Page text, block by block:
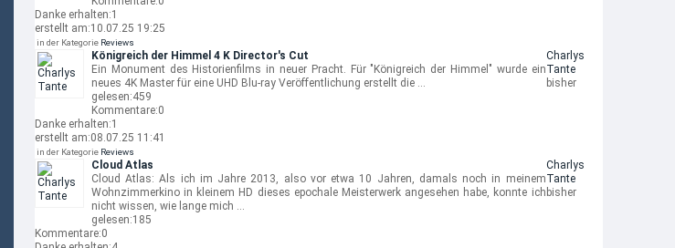
Danke erhalten:1
erstellt am:10.07.25 19:25
in der Kategorie Reviews
Königreich der Himmel 4 K Director's Cut
Ein Monument des Historienfilms in neuer Pracht. Für "Königreich der Himmel" wurde ein
neues 4K Master für eine UHD Blu-ray Veröffentlichung erstellt die …
Charlys
Tante
bisher
gelesen:459
Kommentare:0
Danke erhalten:1
erstellt am:08.07.25 11:41
in der Kategorie Reviews
Cloud Atlas
Cloud Atlas: Als ich im Jahre 2013, also vor etwa 10 Jahren, damals noch in meinem
Wohnzimmerkino in kleinem HD dieses epochale Meisterwerk angesehen habe, konnte ich
nicht wissen, wie lange mich …
Charlys
Tante
bisher
gelesen:185
Kommentare:0